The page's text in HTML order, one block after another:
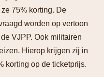
75% korting. De
worden op vertoon
VJPP. Ook militairen
Hierop krijgen zij in
korting op de ticketprijs.